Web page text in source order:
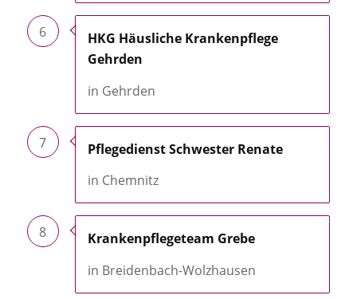
6
HKG Häusliche Krankenpflege
Gehrden
in Gehrden
7
Pflegedienst Schwester Renate
in Chemnitz
8
Krankenpflegeteam Grebe
in Breidenbach-Wolzhausen